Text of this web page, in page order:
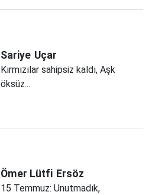
Sariye Uçar
Kırmızılar sahipsiz kaldı, Aşk
öksüz...
Ömer Lütfi Ersöz
15 Temmuz: Unutmadık,